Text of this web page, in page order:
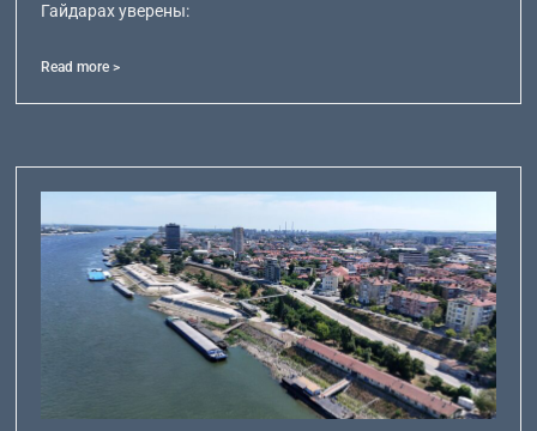
Гайдарах уверены:
Read more >